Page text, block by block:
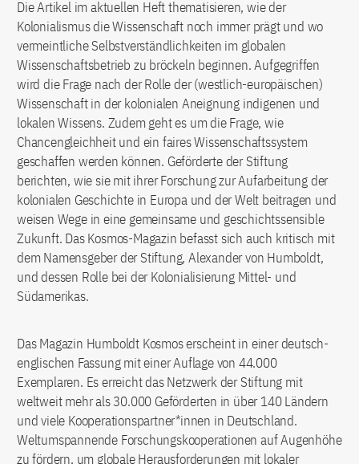
Die Artikel im aktuellen Heft thematisieren, wie der
Kolonialismus die Wissenschaft noch immer prägt und wo
vermeintliche Selbstverständlichkeiten im globalen
Wissenschaftsbetrieb zu bröckeln beginnen. Aufgegriffen
wird die Frage nach der Rolle der (westlich-europäischen)
Wissenschaft in der kolonialen Aneignung indigenen und
lokalen Wissens. Zudem geht es um die Frage, wie
Chancengleichheit und ein faires Wissenschaftssystem
geschaffen werden können. Geförderte der Stiftung
berichten, wie sie mit ihrer Forschung zur Aufarbeitung der
kolonialen Geschichte in Europa und der Welt beitragen und
weisen Wege in eine gemeinsame und geschichtssensible
Zukunft. Das Kosmos-Magazin befasst sich auch kritisch mit
dem Namensgeber der Stiftung, Alexander von Humboldt,
und dessen Rolle bei der Kolonialisierung Mittel- und
Südamerikas.
Das Magazin Humboldt Kosmos erscheint in einer deutsch-
englischen Fassung mit einer Auflage von 44.000
Exemplaren. Es erreicht das Netzwerk der Stiftung mit
weltweit mehr als 30.000 Geförderten in über 140 Ländern
und viele Kooperationspartner*innen in Deutschland.
Weltumspannende Forschungskooperationen auf Augenhöhe
zu fördern, um globale Herausforderungen mit lokaler